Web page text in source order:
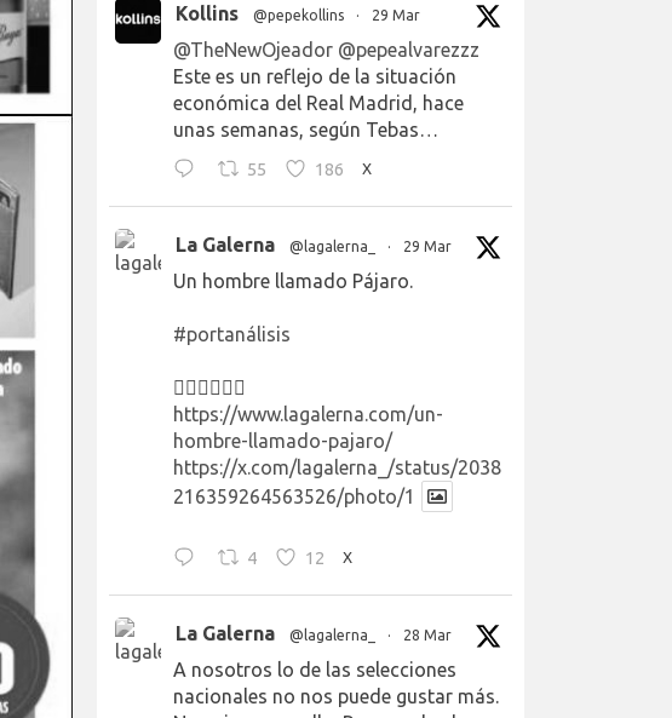
Kollins @pepekollins · 29 Mar
@TheNewOjeador @pepealvarezzz
Este es un reflejo de la situación
económica del Real Madrid, hace
unas semanas, según Tebas…
55 186 X
La Galerna @lagalerna_ · 29 Mar
Un hombre llamado Pájaro.
#portanálisis
👉🏻👉🏻👉🏻
https://www.lagalerna.com/un-
hombre-llamado-pajaro/
https://x.com/lagalerna_/status/2038
216359264563526/photo/1
4 12 X
La Galerna @lagalerna_ · 28 Mar
A nosotros lo de las selecciones
nacionales no nos puede gustar más.